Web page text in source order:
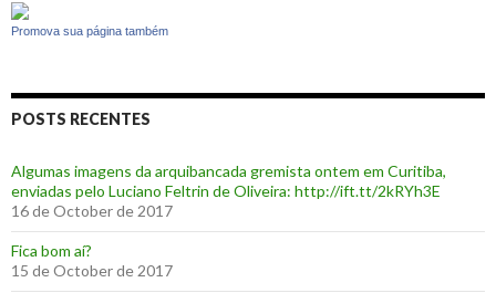
Promova sua página também
POSTS RECENTES
Algumas imagens da arquibancada gremista ontem em Curitiba,
enviadas pelo Luciano Feltrin de Oliveira: http://ift.tt/2kRYh3E
16 de October de 2017
‪Fica bom aí?‬
15 de October de 2017